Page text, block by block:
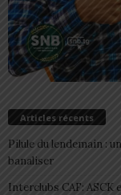
Articles récents
Pilule du lendemain :
banaliser
Interclubs CAF: ASCK